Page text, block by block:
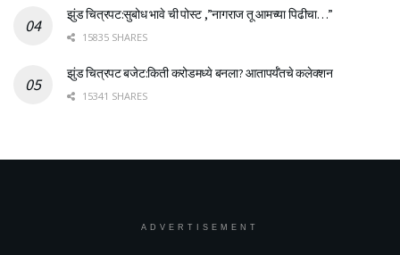
झुंड चित्रपट:सुबोध भावे ची पोस्ट ,”नागराज तू आमच्या पिढीचा…”
15835 SHARES
झुंड चित्रपट बजेट:किती करोडमध्ये बनला? आतापर्यँतचे कलेक्शन
15341 SHARES
ADVERTISEMENT